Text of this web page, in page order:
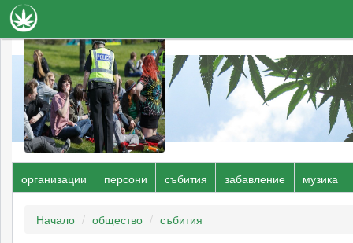
Новини
Наука
Лечение
Видео
Факти
Книги
организации персони събития забавление
музика
Начало общество събития